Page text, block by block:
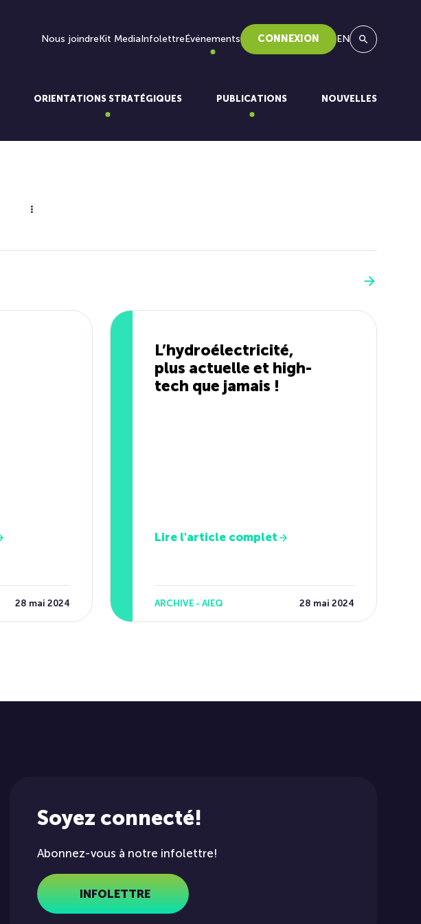
Nous joindreKit MediaInfolettreÉvénements CONNEXION EN
ORIENTATIONS STRATÉGIQUES PUBLICATIONS NOUVELLES
28 mai 2024
L’hydroélectricité,
plus actuelle et high-
tech que jamais !
Lire l'article complet
ARCHIVE - AIEQ 28 mai 2024
Soyez connecté!
Abonnez-vous à notre infolettre!
INFOLETTRE